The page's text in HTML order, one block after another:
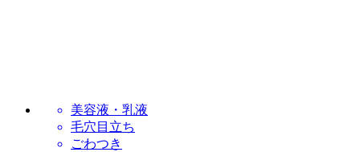
美容液・乳液
毛穴目立ち
ごわつき